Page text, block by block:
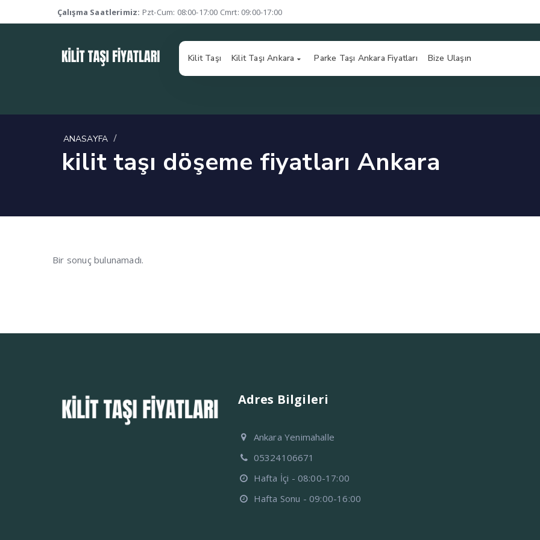
Çalışma Saatlerimiz: Pzt-Cum: 08:00-17:00 Cmrt: 09:00-17:00
Kilit Taşı Kilit Taşı Ankara Parke Taşı Ankara Fiyatları Bize Ulaşın
ANASAYFA /
kilit taşı döşeme fiyatları Ankara
Bir sonuç bulunamadı.
Adres Bilgileri
Ankara Yenimahalle
05324106671
Hafta İçi - 08:00-17:00
Hafta Sonu - 09:00-16:00